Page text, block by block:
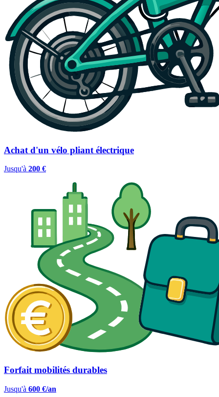
Achat d'un vélo pliant électrique
Jusqu'à 200 €
Forfait mobilités durables
Jusqu'à 600 €/an